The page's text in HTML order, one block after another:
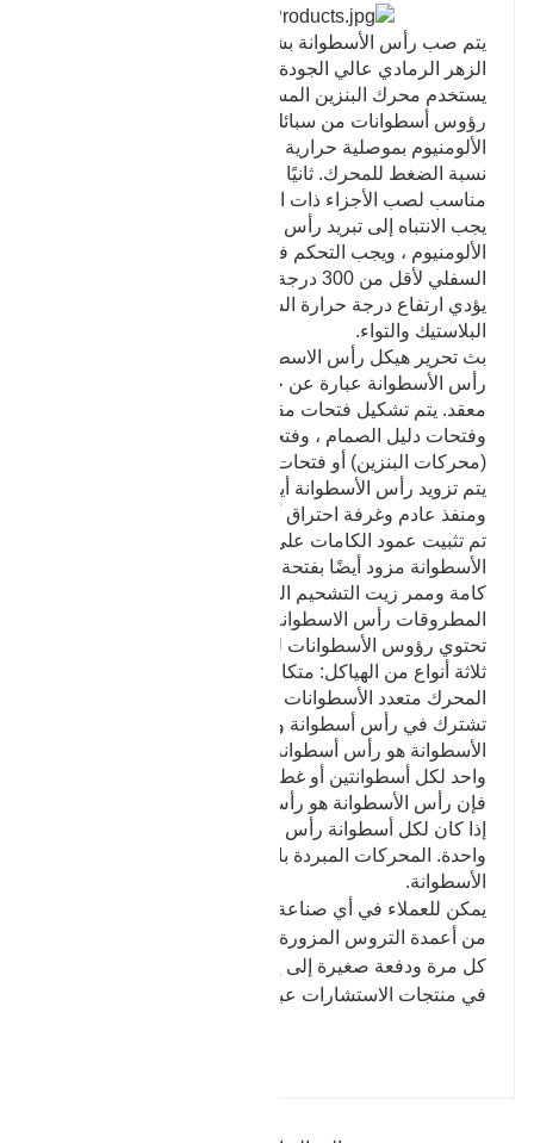
يتم صب رأس الأسطوانة بشكل عام بواسطة الحديد
الزهر الرمادي عالي الجودة أو سبائك الحديد الزهر ، بينما
يستخدم محرك البنزين المستخدم للسيارات في الغالب
رؤوس أسطوانات من سبائك الألومنيوم. تتميز سبائك
الألومنيوم بموصلية حرارية جيدة ، مما يساعد على تحسين
نسبة الضغط للمحرك. ثانيًا ، أداء الصب ممتاز ، وهو
مناسب لصب الأجزاء ذات الهياكل المعقدة. ومع ذلك ،
يجب الانتباه إلى تبريد رأس الأسطوانة المصنوع من سبائك
الألومنيوم ، ويجب التحكم في درجة حرارة المستوى
السفلي لأقل من 300 درجة مئوية. خلاف ذلك ، سوف
يؤدي ارتفاع درجة حرارة السطح السفلي إلى تشوه
البلاستيك والتواء.
بث تحرير هيكل رأس الاسطوانة
رأس الأسطوانة عبارة عن جزء على شكل صندوق بهيكل
معقد. يتم تشكيل فتحات مقعد صمام السحب والعادم ،
وفتحات دليل الصمام ، وفتحات تركيب شمعة الإشعال
(محركات البنزين) أو فتحات تركيب حاقن الوقود عليها.
يتم تزويد رأس الأسطوانة أيضًا بغطاء مائي ومدخل هواء
ومنفذ عادم وغرفة احتراق أو جزء من غرفة الاحتراق. إذا
تم تثبيت عمود الكامات على رأس الأسطوانة ، فإن رأس
الأسطوانة مزود أيضًا بفتحة تحمل الكامة أو مقعد محمل
كامة وممر زيت التشحيم الخاص به.
المطروقات رأس الاسطوانة
تحتوي رؤوس الأسطوانات للمحركات المبردة بالماء على
ثلاثة أنواع من الهياكل: متكاملة ، وكتلة ، وحيدة. في
المحرك متعدد الأسطوانات ، إذا كانت جميع الأسطوانات
تشترك في رأس أسطوانة واحد ، فيُقال إن رأس
الأسطوانة هو رأس أسطوانة متكامل ؛ إذا كان هناك غطاء
واحد لكل أسطوانتين أو غطاء واحد لثلاث أسطوانات ،
فإن رأس الأسطوانة هو رأس أسطوانة من النوع الكتلي ؛
إذا كان لكل أسطوانة رأس واحد ، فهي رأس أسطوانة
واحدة. المحركات المبردة بالهواء كلها رؤوس أحادية
الأسطوانة.
يمكن للعملاء في أي صناعة طلب عروض أسعار لأي عدد
من أعمدة التروس المزورة ، من نموذج أولي واحد في
كل مرة ودفعة صغيرة إلى إنتاج دفعة كبيرة. مرحبًا بكم
في منتجات الاستشارات عبر الإنترنت.